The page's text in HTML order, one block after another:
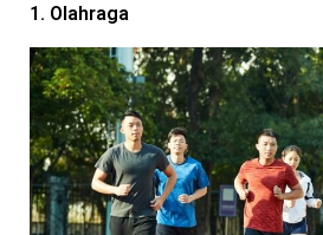
1. Olahraga